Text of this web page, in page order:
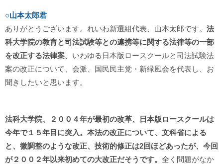
○山本太郎君
ありがとうございます。れいわ新選組代表、山本太郎です。 法
科大学院の教育と司法試験等との連携等に関する法律等の一部
を改正する法律案、いわゆる日本版ロースクールと司法試験法
案の改正について、会派、国民民主党・新緑風会を代表し、お
聞きしたいと思います。
法科大学院、２００４年が最初の改革、日本版ロースクールは
今年で１５年目に突入。本法の改正について、文科省による
と、微調整のような改正、技術的修正は2回ほどあったが、今回
が２００２年以来初めての大改正だそうです。 全く問題がなか